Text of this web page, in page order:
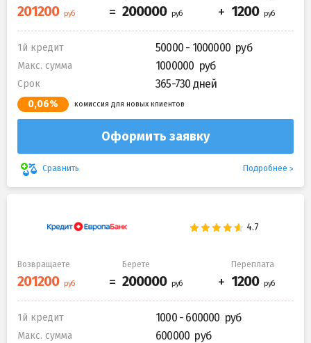
1й кредит 50000 - 1000000
Макс. сумма 1000000
Срок 365-730 дней
0,06% комиссия для новых клиентов
Оформить заявку
Сравнить Подробнее
Возвращаете Берете Переплата
1й кредит 1000 - 600000
Макс. сумма 600000